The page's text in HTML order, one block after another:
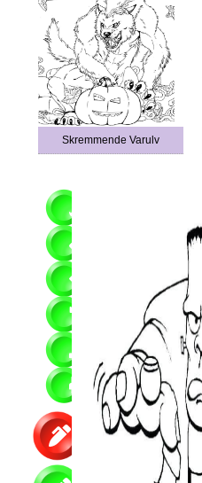
Skremmende Varulv